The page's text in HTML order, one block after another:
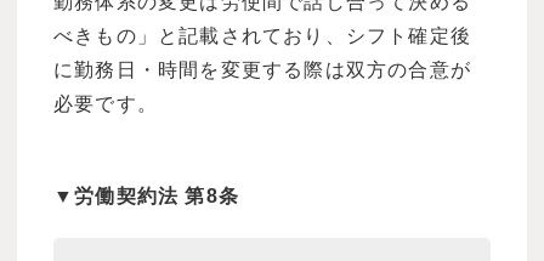
べきもの」と記載されており、シフト確定後
に勤務日・時間を変更する際は双方の合意が
必要です。
▼労働契約法 第8条